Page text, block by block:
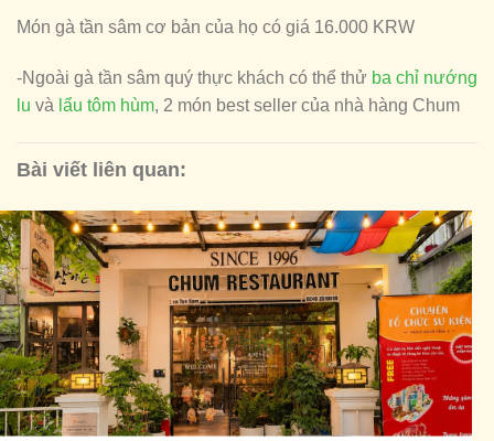
Món gà tần sâm cơ bản của họ có giá 16.000 KRW
-Ngoài gà tần sâm quý thực khách có thể thử ba chỉ nướng
lu và lẩu tôm hùm, 2 món best seller của nhà hàng Chum
Bài viết liên quan: